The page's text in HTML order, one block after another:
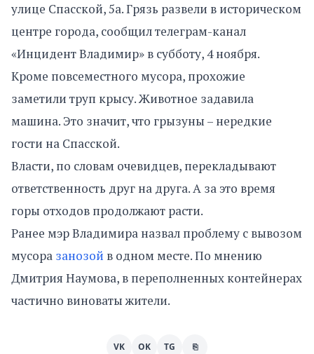
улице Спасской, 5а. Грязь развели в историческом
центре города, сообщил телеграм-канал
«Инцидент Владимир» в субботу, 4 ноября.
Кроме повсеместного мусора, прохожие
заметили труп крысу. Животное задавила
машина. Это значит, что грызуны – нередкие
гости на Спасской.
Власти, по словам очевидцев, перекладывают
ответственность друг на друга. А за это время
горы отходов продолжают расти.
Ранее мэр Владимира назвал проблему с вывозом
мусора занозой в одном месте. По мнению
Дмитрия Наумова, в переполненных контейнерах
частично виноваты жители.
VK OK TG ⎘